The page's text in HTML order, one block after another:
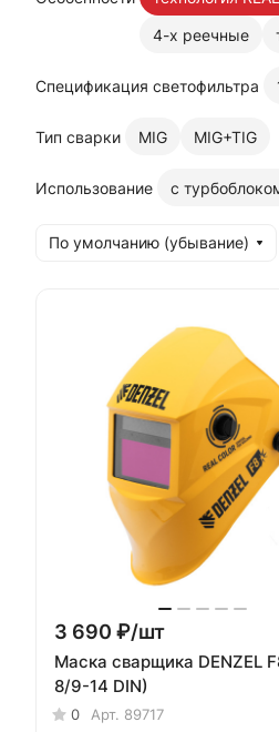
4-х реечные
Спецификация светофильтра
Тип сварки MIG MIG+TIG
Использование с
По умолчанию (убывание)
3 690 ₽/шт
Маска сварщика DENZEL
8/9-14 DIN)
0 Арт. 89717